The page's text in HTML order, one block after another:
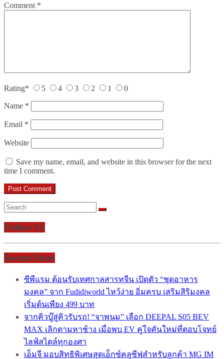
Comment *
Rating* 5 4 3 2 1 0
Name *
Email *
Website
Save my name, email, and website in this browser for the next
time I comment.
Follow Us
Recent Posts
ซีพีแรม ต้อนรับเทศกาลสารทจีน เปิดตัว “ชุดอาหาร
มงคล” จาก Fudidiworld ไหว้ง่าย อิ่มครบ เสริมสิริมงคล
เริ่มต้นเพียง 499 บาท
จากคิวบู๊สู่คิวรับรถ! “จาพนม” เลือก DEEPAL S05 BEV
MAX เลิกตามหาช้าง เมื่อพบ EV คู่ใจคันใหม่ที่ตอบโจทย์
ไลฟ์สไตล์ทุกองศา
เอ็มจี มอบสิทธิพิเศษสุดเอ็กซ์คลูซีฟสำหรับลูกค้า MG IM